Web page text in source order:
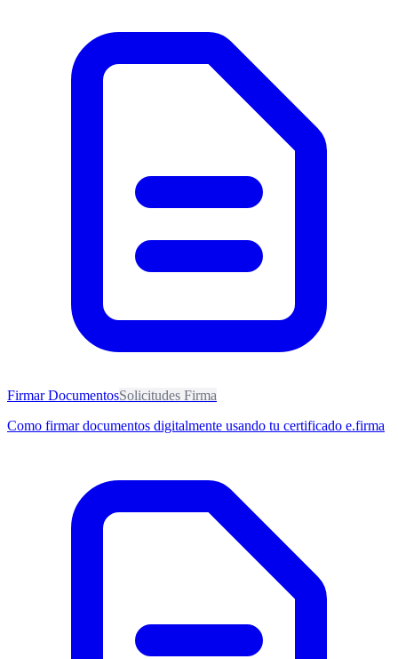
Firmar DocumentosSolicitudes Firma
Como firmar documentos digitalmente usando tu certificado e.firma